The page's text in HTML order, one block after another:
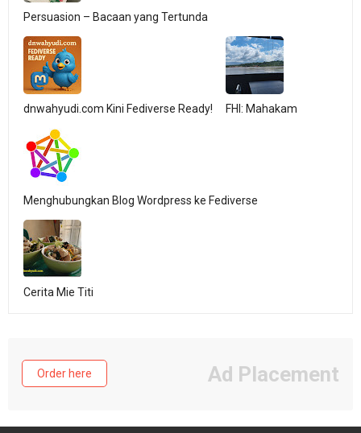
Persuasion – Bacaan yang Tertunda
dnwahyudi.com Kini Fediverse Ready! FHI: Mahakam
Menghubungkan Blog Wordpress ke Fediverse
Cerita Mie Titi
Order here Ad Placement